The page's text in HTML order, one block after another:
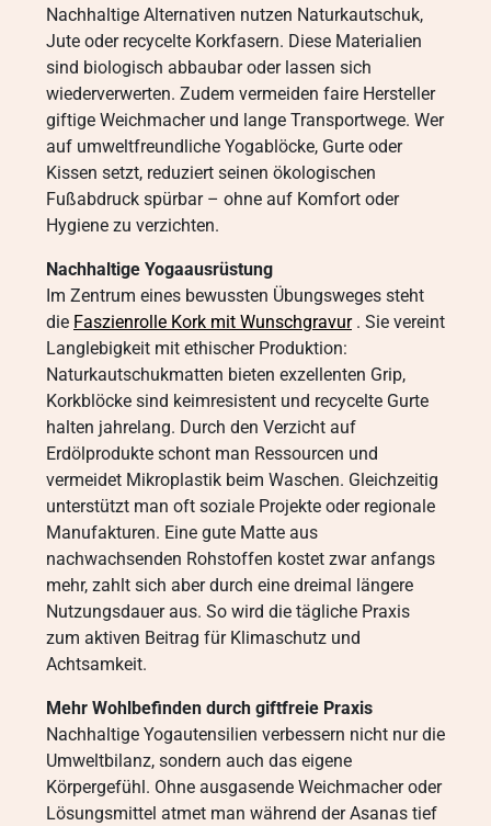
Nachhaltige Alternativen nutzen Naturkautschuk,
Jute oder recycelte Korkfasern. Diese Materialien
sind biologisch abbaubar oder lassen sich
wiederverwerten. Zudem vermeiden faire Hersteller
giftige Weichmacher und lange Transportwege. Wer
auf umweltfreundliche Yogablöcke, Gurte oder
Kissen setzt, reduziert seinen ökologischen
Fußabdruck spürbar – ohne auf Komfort oder
Hygiene zu verzichten.
Nachhaltige Yogaausrüstung
Im Zentrum eines bewussten Übungsweges steht
die Faszienrolle Kork mit Wunschgravur. Sie vereint
Langlebigkeit mit ethischer Produktion:
Naturkautschukmatten bieten exzellenten Grip,
Korkblöcke sind keimresistent und recycelte Gurte
halten jahrelang. Durch den Verzicht auf
Erdölprodukte schont man Ressourcen und
vermeidet Mikroplastik beim Waschen. Gleichzeitig
unterstützt man oft soziale Projekte oder regionale
Manufakturen. Eine gute Matte aus
nachwachsenden Rohstoffen kostet zwar anfangs
mehr, zahlt sich aber durch eine dreimal längere
Nutzungsdauer aus. So wird die tägliche Praxis
zum aktiven Beitrag für Klimaschutz und
Achtsamkeit.
Mehr Wohlbefinden durch giftfreie Praxis
Nachhaltige Yogautensilien verbessern nicht nur die
Umweltbilanz, sondern auch das eigene
Körpergefühl. Ohne ausgasende Weichmacher oder
Lösungsmittel atmet man während der Asanas tief